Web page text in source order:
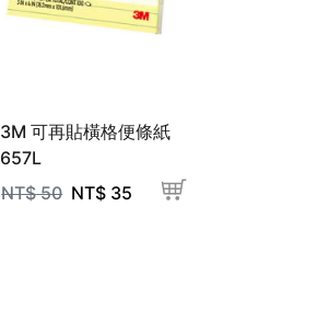
3M 可再貼橫格便條紙
657L
NT$50 NT$ 35